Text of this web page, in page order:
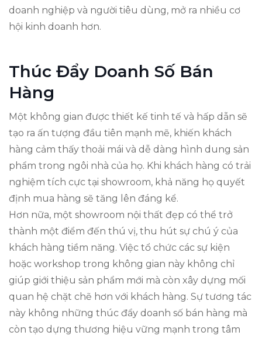
doanh nghiệp và người tiêu dùng, mở ra nhiều cơ
hội kinh doanh hơn.
Thúc Đẩy Doanh Số Bán
Hàng
Một không gian được thiết kế tinh tế và hấp dẫn sẽ
tạo ra ấn tượng đầu tiên mạnh mẽ, khiến khách
hàng cảm thấy thoải mái và dễ dàng hình dung sản
phẩm trong ngôi nhà của họ. Khi khách hàng có trải
nghiệm tích cực tại showroom, khả năng họ quyết
định mua hàng sẽ tăng lên đáng kể.
Hơn nữa, một showroom nội thất đẹp có thể trở
thành một điểm đến thú vị, thu hút sự chú ý của
khách hàng tiềm năng. Việc tổ chức các sự kiện
hoặc workshop trong không gian này không chỉ
giúp giới thiệu sản phẩm mới mà còn xây dựng mối
quan hệ chặt chẽ hơn với khách hàng. Sự tương tác
này không những thúc đẩy doanh số bán hàng mà
còn tạo dựng thương hiệu vững mạnh trong tâm